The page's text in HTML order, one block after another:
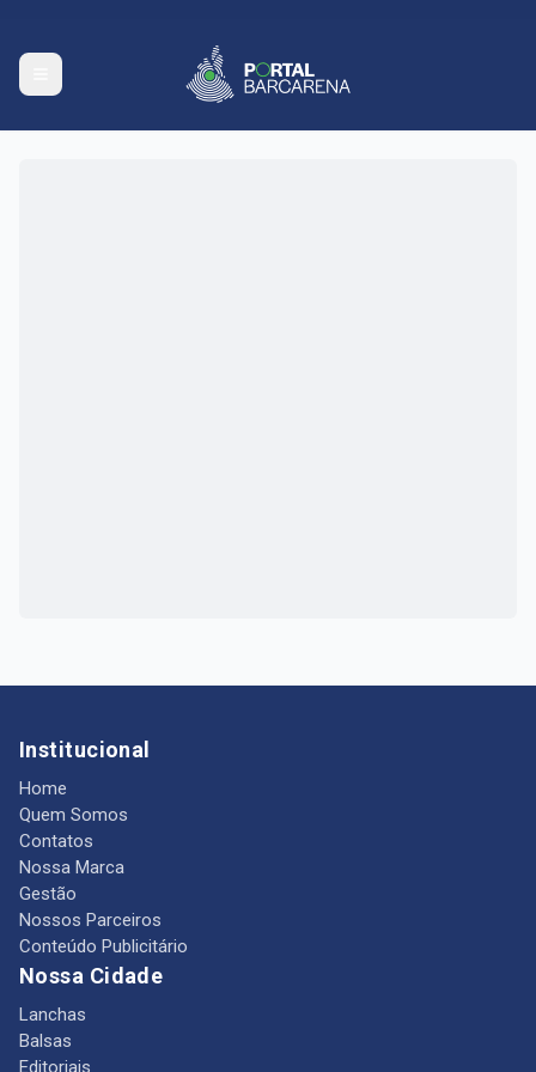
Institucional
Home
Quem Somos
Contatos
Nossa Marca
Gestão
Nossos Parceiros
Conteúdo Publicitário
Nossa Cidade
Lanchas
Balsas
Editoriais